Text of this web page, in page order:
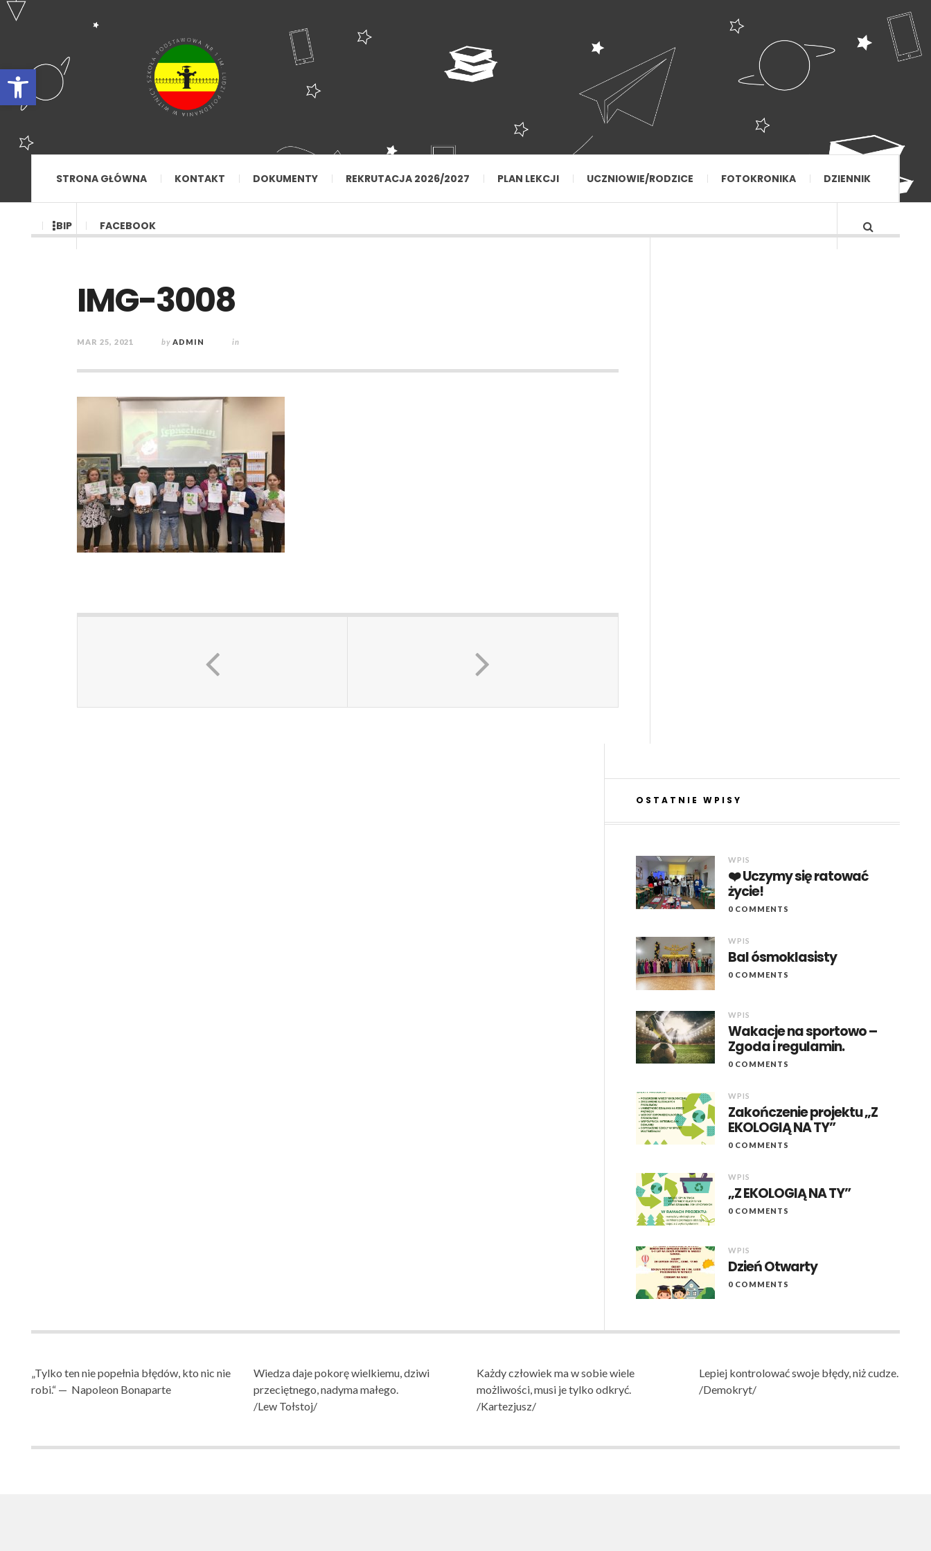
Otwórz pasek narzędzi
STRONA GŁÓWNA KONTAKT DOKUMENTY REKRUTACJA 2026/2027 PLAN LEKCJI UCZNIOWIE/RODZICE FOTOKRONIKA DZIENNIK
BIP FACEBOOK
IMG-3008
MAR 25, 2021 by ADMIN in
OSTATNIE WPISY
WPIS
❤️ Uczymy się ratować
życie!
0 COMMENTS
WPIS
Bal ósmoklasisty
0 COMMENTS
WPIS
Wakacje na sportowo –
Zgoda i regulamin.
0 COMMENTS
WPIS
Zakończenie projektu „Z
EKOLOGIĄ NA TY”
0 COMMENTS
WPIS
„Z EKOLOGIĄ NA TY”
0 COMMENTS
WPIS
Dzień Otwarty
0 COMMENTS
„Tylko ten nie popełnia błędów, kto nic nie
robi.“ — Napoleon Bonaparte
Wiedza daje pokorę wielkiemu, dziwi
przeciętnego, nadyma małego.
/Lew Tołstoj/
Każdy człowiek ma w sobie wiele
możliwości, musi je tylko odkryć.
/Kartezjusz/
Lepiej kontrolować swoje błędy, niż cudze.
/Demokryt/